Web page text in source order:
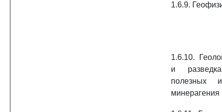
1.6.9.
1.6.10.
и
полезных
минерагения